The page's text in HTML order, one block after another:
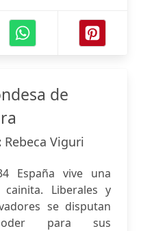
de
Rebeca Viguri
España vive una
cainita. Liberales y
se disputan
para sus